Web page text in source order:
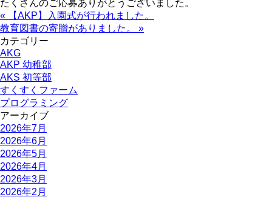
たくさんのご応募ありがとうございました。
« 【AKP】入園式が行われました。
教育図書の寄贈がありました。 »
カテゴリー
AKG
AKP 幼稚部
AKS 初等部
すくすくファーム
プログラミング
アーカイブ
2026年7月
2026年6月
2026年5月
2026年4月
2026年3月
2026年2月